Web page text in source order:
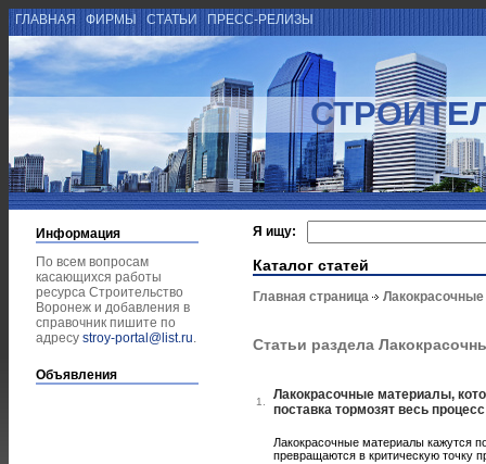
ГЛАВНАЯ ФИРМЫ СТАТЬИ ПРЕСС-РЕЛИЗЫ
Информация
По всем вопросам
касающихся работы
ресурса Строительство
Воронеж и добавления в
справочник пишите по
адресу stroy-portal@list.ru.
Объявления
Я ищу:
Каталог статей
Главная страница
Статьи раздела
1.
Лакокрасочные материалы,
поставка тормозят весь процесс
Лакокрасочные материалы кажутся
превращаются в критическую точку